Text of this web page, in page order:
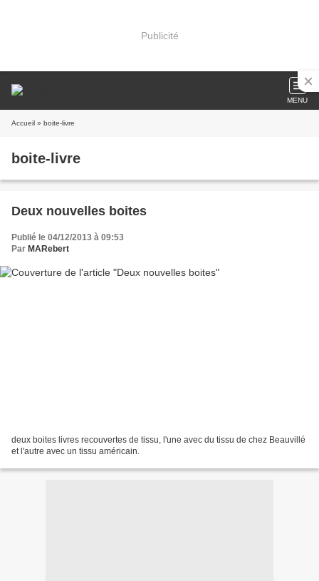
Publicité
MENU
Accueil » boite-livre
boite-livre
Deux nouvelles boites
Publié le 04/12/2013 à 09:53
Par MARebert
deux boites livres recouvertes de tissu, l'une avec du tissu de chez Beauvillé
et l'autre avec un tissu américain.